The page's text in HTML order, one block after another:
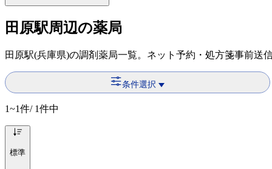
田原駅周辺の薬局
田原駅(兵庫県)の調剤薬局一覧。ネット予約・処方箋事前
条件選択
1~1件/ 1件中
標準